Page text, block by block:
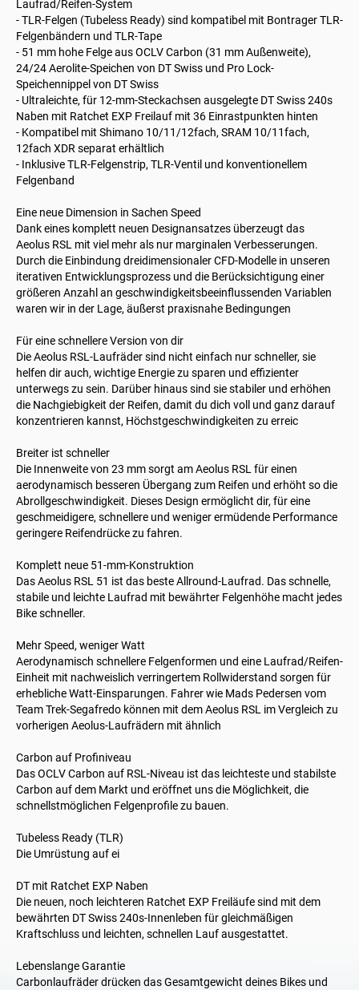
Laufrad/Reifen-System
- TLR-Felgen (Tubeless Ready) sind kompatibel mit Bontrager TLR-
Felgenbändern und TLR-Tape
- 51 mm hohe Felge aus OCLV Carbon (31 mm Außenweite),
24/24 Aerolite-Speichen von DT Swiss und Pro Lock-
Speichennippel von DT Swiss
- Ultraleichte, für 12-mm-Steckachsen ausgelegte DT Swiss 240s
Naben mit Ratchet EXP Freilauf mit 36 Einrastpunkten hinten
- Kompatibel mit Shimano 10/11/12fach, SRAM 10/11fach,
12fach XDR separat erhältlich
- Inklusive TLR-Felgenstrip, TLR-Ventil und konventionellem
Felgenband
Eine neue Dimension in Sachen Speed
Dank eines komplett neuen Designansatzes überzeugt das
Aeolus RSL mit viel mehr als nur marginalen Verbesserungen.
Durch die Einbindung dreidimensionaler CFD-Modelle in unseren
iterativen Entwicklungsprozess und die Berücksichtigung einer
größeren Anzahl an geschwindigkeitsbeeinflussenden Variablen
waren wir in der Lage, äußerst praxisnahe Bedingungen
Für eine schnellere Version von dir
Die Aeolus RSL-Laufräder sind nicht einfach nur schneller, sie
helfen dir auch, wichtige Energie zu sparen und effizienter
unterwegs zu sein. Darüber hinaus sind sie stabiler und erhöhen
die Nachgiebigkeit der Reifen, damit du dich voll und ganz darauf
konzentrieren kannst, Höchstgeschwindigkeiten zu erreic
Breiter ist schneller
Die Innenweite von 23 mm sorgt am Aeolus RSL für einen
aerodynamisch besseren Übergang zum Reifen und erhöht so die
Abrollgeschwindigkeit. Dieses Design ermöglicht dir, für eine
geschmeidigere, schnellere und weniger ermüdende Performance
geringere Reifendrücke zu fahren.
Komplett neue 51-mm-Konstruktion
Das Aeolus RSL 51 ist das beste Allround-Laufrad. Das schnelle,
stabile und leichte Laufrad mit bewährter Felgenhöhe macht jedes
Bike schneller.
Mehr Speed, weniger Watt
Aerodynamisch schnellere Felgenformen und eine Laufrad/Reifen-
Einheit mit nachweislich verringertem Rollwiderstand sorgen für
erhebliche Watt-Einsparungen. Fahrer wie Mads Pedersen vom
Team Trek-Segafredo können mit dem Aeolus RSL im Vergleich zu
vorherigen Aeolus-Laufrädern mit ähnlich
Carbon auf Profiniveau
Das OCLV Carbon auf RSL-Niveau ist das leichteste und stabilste
Carbon auf dem Markt und eröffnet uns die Möglichkeit, die
schnellstmöglichen Felgenprofile zu bauen.
Tubeless Ready (TLR)
Die Umrüstung auf ei
DT mit Ratchet EXP Naben
Die neuen, noch leichteren Ratchet EXP Freiläufe sind mit dem
bewährten DT Swiss 240s-Innenleben für gleichmäßigen
Kraftschluss und leichten, schnellen Lauf ausgestattet.
Lebenslange Garantie
Carbonlaufräder drücken das Gesamtgewicht deines Bikes und